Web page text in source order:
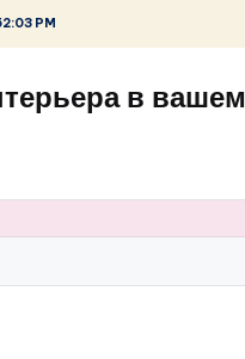
PM
в вашем